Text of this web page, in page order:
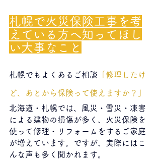
札幌で火災保険工事を考
えている方へ知ってほし
い大事なこと
札幌でもよくあるご相談 「修理したけ
ど、あとから保険って使えますか？」
北海道・札幌では、風災・雪災・凍害
による建物の損傷が多く、火災保険を
使って修理・リフォームをするご家庭
が増えています。ですが、実際にはこ
んな声も多く聞かれます。